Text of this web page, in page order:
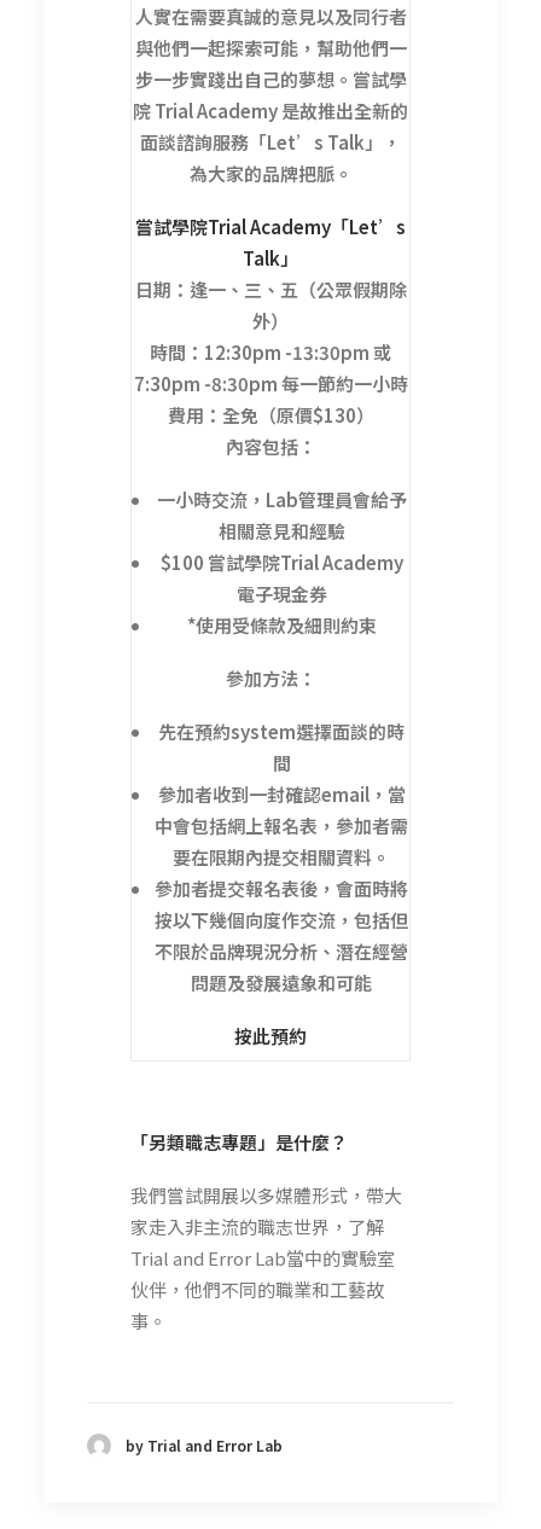
人實在需要真誠的意見以及同行者
與他們一起探索可能，幫助他們一
步一步實踐出自己的夢想。嘗試學
院 Trial Academy 是故推出全新的
面談諮詢服務「Let’s Talk」，
為大家的品牌把脈。
嘗試學院Trial Academy 「Let’s
Talk」
日期：逢一、三、五（公眾假期除
外）
時間：12:30pm -13:30pm 或
7:30pm -8:30pm 每一節約一小時
費用：全免（原價$130）
內容包括：
一小時交流，Lab管理員會給予
相關意見和經驗
$100 嘗試學院Trial Academy
電子現金券
*使用受條款及細則約束
參加方法：
先在預約system選擇面談的時
間
參加者收到一封確認email，當
中會包括網上報名表，參加者需
要在限期內提交相關資料。
參加者提交報名表後，會面時將
按以下幾個向度作交流，包括但
不限於品牌現況分析、潛在經營
問題及發展遠象和可能
按此預約
「另類職志專題」是什麼？
我們嘗試開展以多媒體形式，帶大
家走入非主流的職志世界，了解
Trial and Error Lab當中的實驗室
伙伴，他們不同的職業和工藝故
事。
by Trial and Error Lab